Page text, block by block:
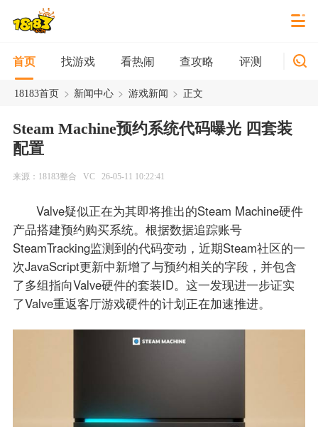
首页 找游戏 看热闹 查攻略 评测 新游
18183首页 > 新闻中心 > 游戏新闻 > 正文
Steam Machine预约系统代码曝光 四套装
配置
来源：18183整合 VC 26-05-11 10:22:41
Valve疑似正在为其即将推出的Steam Machine硬件
产品搭建预约购买系统。根据数据追踪账号
SteamTracking监测到的代码变动，近期Steam社区的一
次JavaScript更新中新增了与预约相关的字段，并包含
了多组指向Valve硬件的套装ID。这一发现进一步证实
了Valve重返客厅游戏硬件的计划正在加速推进。